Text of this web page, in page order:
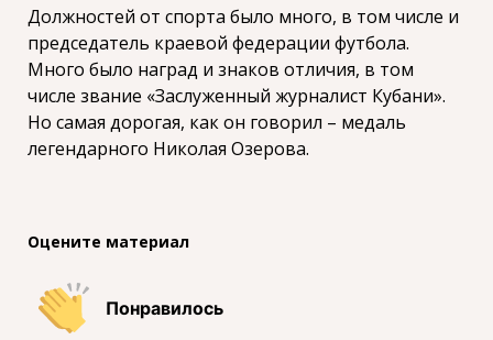
Должностей от спорта было много, в том числе и
председатель краевой федерации футбола.
Много было наград и знаков отличия, в том
числе звание «Заслуженный журналист Кубани».
Но самая дорогая, как он говорил – медаль
легендарного Николая Озерова.
Оцените материал
Понравилось